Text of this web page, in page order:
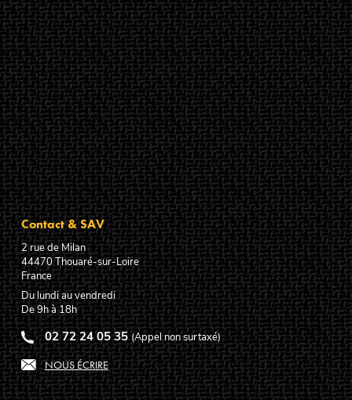
Contact & SAV
2 rue de Milan
44470Thouaré-sur-Loire
France
Du lundi au vendredi
De 9h à 18h
02 72 24 05 35 (Appel non surtaxé)
NOUS ÉCRIRE